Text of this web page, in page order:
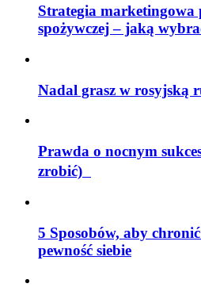
Strategia
spożywczej – jaką
Nadal grasz w rosyjską
Prawda o nocnym
zrobić)
5 Sposobów, aby
pewność siebie